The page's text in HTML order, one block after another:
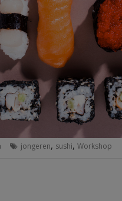
jongeren, sushi, Workshop